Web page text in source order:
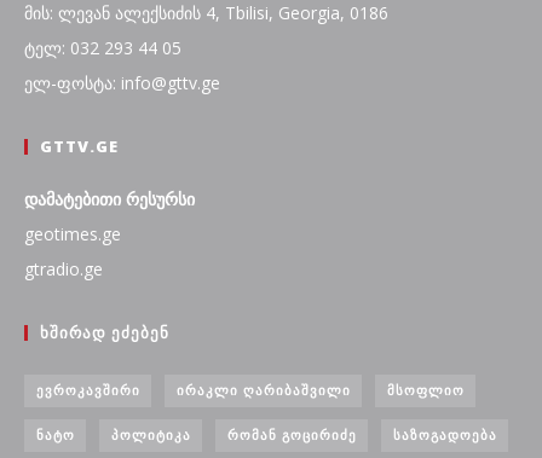
მის: ლევან ალექსიძის 4, Tbilisi, Georgia, 0186
ტელ: 032 293 44 05
ელ-ფოსტა: info@gttv.ge
GTTV.GE
დამატებითი რესურსი
geotimes.ge
gtradio.ge
ᲮᲨᲘᲠᲐᲓ ᲔᲫᲔᲑᲔᲜ
ᲔᲕᲠᲝᲙᲐᲕᲨᲘᲠᲘ ᲘᲠᲐᲙᲚᲘ ᲦᲐᲠᲘᲑᲐᲨᲕᲘᲚᲘ ᲛᲡᲝᲤᲚᲘᲝ
ᲜᲐᲢᲝ ᲞᲝᲚᲘᲢᲘᲙᲐ ᲠᲝᲛᲐᲜ ᲒᲝᲪᲘᲠᲘᲫᲔ ᲡᲐᲖᲝᲒᲐᲓᲝᲔᲑᲐ